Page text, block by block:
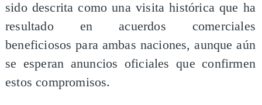
sido descrita como una visita histórica que ha
resultado en acuerdos comerciales
beneficiosos para ambas naciones, aunque aún
se esperan anuncios oficiales que confirmen
estos compromisos.